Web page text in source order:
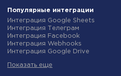
Популярные интеграции
Интеграция Google Sheets
Интеграция Телеграм
Интеграция Facebook
Интеграция Webhooks
Интеграция Google Drive
Интеграция Gmail
Показать еще